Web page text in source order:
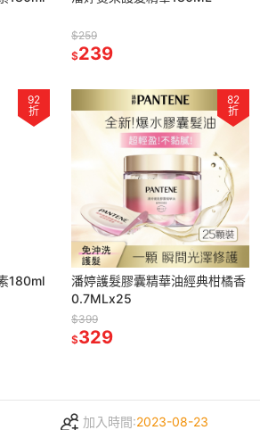
$259
$239
92
折
180ml
82
折
潘婷護髮膠囊精華油經典柑橘香
0.7MLx25
$399
$329
加入時間:2023-08-23